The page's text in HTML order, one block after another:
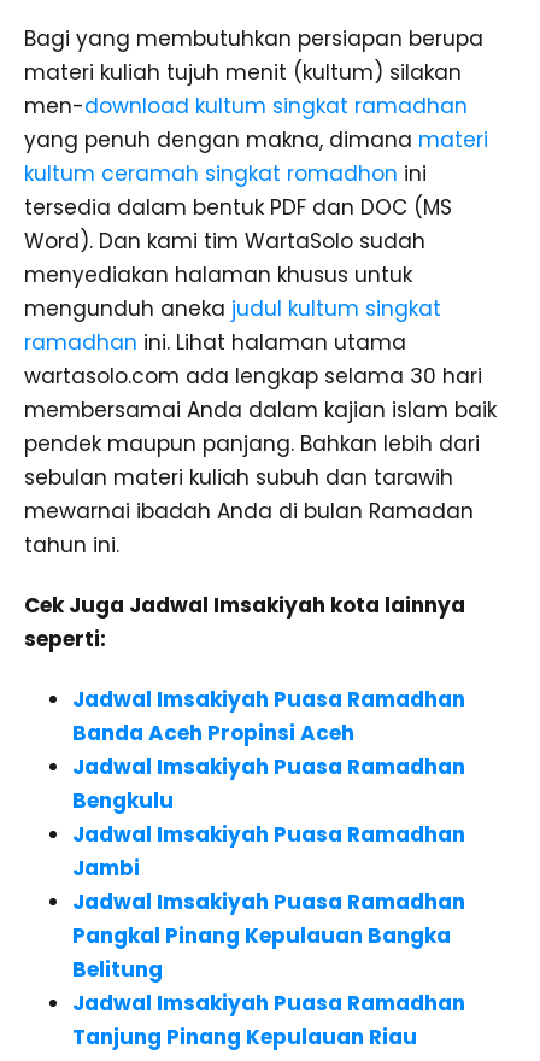
Bagi yang membutuhkan persiapan berupa
materi kuliah tujuh menit (kultum) silakan
men-download kultum singkat ramadhan
yang penuh dengan makna, dimana materi
kultum ceramah singkat romadhon ini
tersedia dalam bentuk PDF dan DOC (MS
Word). Dan kami tim WartaSolo sudah
menyediakan halaman khusus untuk
mengunduh aneka judul kultum singkat
ramadhan ini. Lihat halaman utama
wartasolo.com ada lengkap selama 30 hari
membersamai Anda dalam kajian islam baik
pendek maupun panjang. Bahkan lebih dari
sebulan materi kuliah subuh dan tarawih
mewarnai ibadah Anda di bulan Ramadan
tahun ini.
Cek Juga Jadwal Imsakiyah kota lainnya
seperti:
Jadwal Imsakiyah Puasa Ramadhan
Banda Aceh Propinsi Aceh
Jadwal Imsakiyah Puasa Ramadhan
Bengkulu
Jadwal Imsakiyah Puasa Ramadhan
Jambi
Jadwal Imsakiyah Puasa Ramadhan
Pangkal Pinang Kepulauan Bangka
Belitung
Jadwal Imsakiyah Puasa Ramadhan
Tanjung Pinang Kepulauan Riau